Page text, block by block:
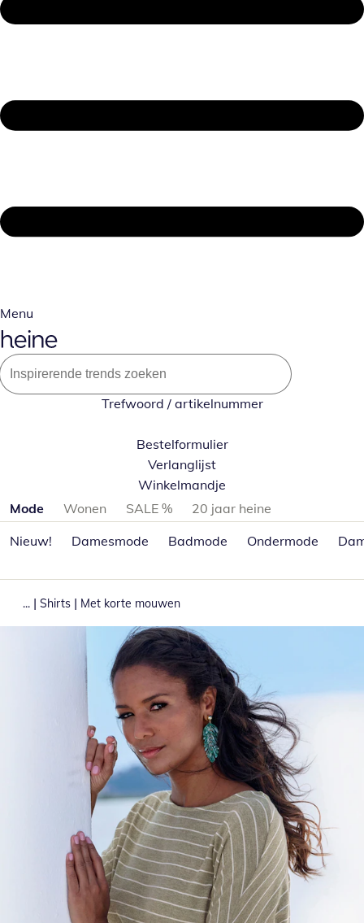
Menu
Trefwoord / artikelnummer
Bestelformulier
Verlanglijst
Winkelmandje
Productcategorieën overslaan
Mode Wonen SALE %
20 jaar heine
Nieuw!
Damesmode Badmode Ondermode
... | Shirts | Met korte mouwen